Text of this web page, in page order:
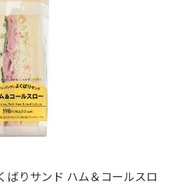
りサンド ハム＆コールスロ